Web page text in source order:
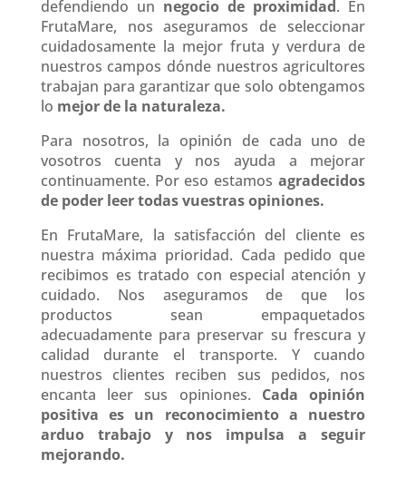
defendiendo un negocio de proximidad. En
FrutaMare, nos aseguramos de seleccionar
cuidadosamente la mejor fruta y verdura de
nuestros campos dónde nuestros agricultores
trabajan para garantizar que solo obtengamos
lo mejor de la naturaleza.
Para nosotros, la opinión de cada uno de
vosotros cuenta y nos ayuda a mejorar
continuamente. Por eso estamosagradecidos
de poder leer todas vuestras opiniones.
En FrutaMare, la satisfacción del cliente es
nuestra máxima prioridad. Cada pedido que
recibimos es tratado con especial atención y
cuidado. Nos aseguramos de que los
productos sean empaquetados
adecuadamente para preservar su frescura y
calidad durante el transporte. Y cuando
nuestros clientes reciben sus pedidos, nos
encanta leer sus opiniones. Cada opinión
positiva es un reconocimiento a nuestro
arduo trabajo y nos impulsa a seguir
mejorando.